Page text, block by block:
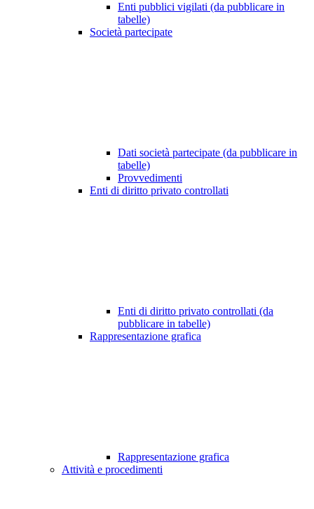
Enti pubblici vigilati (da pubblicare in
tabelle)
Società partecipate
Dati società partecipate (da pubblicare in
tabelle)
Provvedimenti
Enti di diritto privato controllati
Enti di diritto privato controllati (da
pubblicare in tabelle)
Rappresentazione grafica
Rappresentazione grafica
Attività e procedimenti